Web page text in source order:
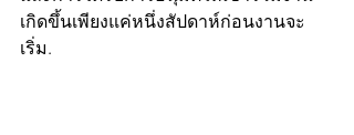
เกิดขึ้นเพียงแค่หนึ่งสัปดาห์ก่อนงานจะ
เริ่ม.